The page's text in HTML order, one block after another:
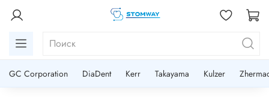
GC Corporation DiaDent Kerr Takayama Kulzer